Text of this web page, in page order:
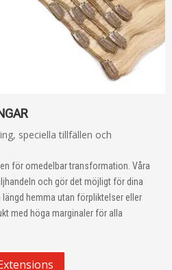
speciella tillfällen och
för omedelbar transformation. Våra
och gör det möjligt för dina
hemma utan förpliktelser eller
med höga marginaler för alla